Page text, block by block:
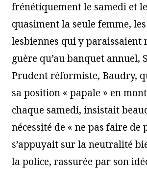
frénétiquement le samedi et
quasiment la seule femme,
lesbiennes qui y paraissaient
guère qu’au banquet annuel,
Prudent réformiste, Baudry,
sa position « papale » en
chaque samedi, insistait
nécessité de « ne pas faire de
s’appuyait sur la neutralité
la police, rassurée par son